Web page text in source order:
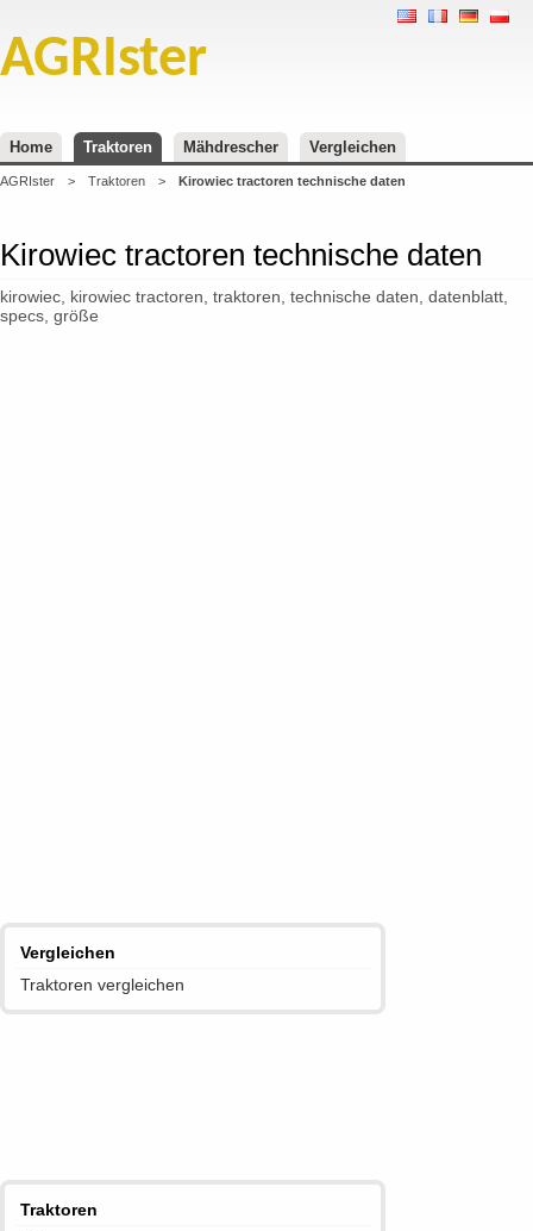
AGRIster
Home Traktoren Mähdrescher Vergleichen
AGRIster > Traktoren > Kirowiec tractoren technische daten
Kirowiec tractoren technische daten
kirowiec, kirowiec tractoren, traktoren, technische daten, datenblatt,
specs, größe
Vergleichen
Traktoren vergleichen
Traktoren